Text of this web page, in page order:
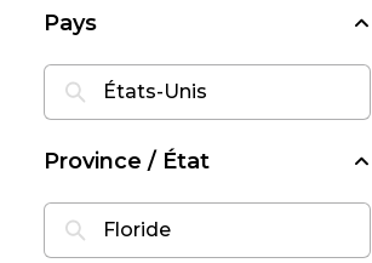
Pays
Province / État